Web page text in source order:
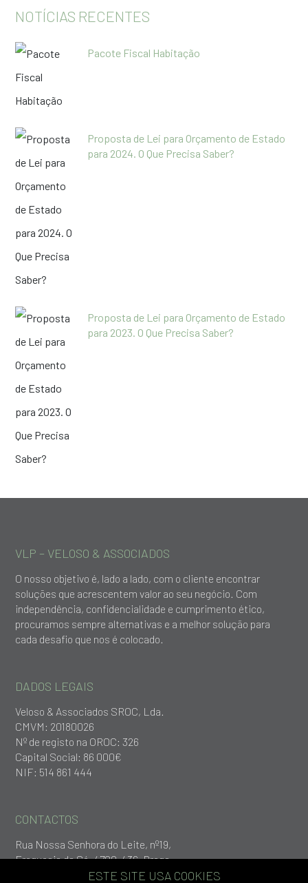
NOTÍCIAS RECENTES
Pacote Fiscal Habitação
Proposta de Lei para Orçamento de Estado
para 2024. O Que Precisa Saber?
Proposta de Lei para Orçamento de Estado
para 2023. O Que Precisa Saber?
VLP – VELOSO & ASSOCIADOS
O nosso objetivo é, lado a lado, com o cliente encontrar
soluções que acrescentem valor ao seu negócio. Com
independência, confidencialidade e cumprimento ético,
procuramos sempre alternativas e a melhor solução para
cada desafio que nos é colocado.
DADOS LEGAIS
Veloso & Associados SROC, Lda.
CMVM: 20180026
Nº de registo na OROC: 326
Capital Social: 86 000€
NIF: 514 861 444
CONTACTOS
Rua Nossa Senhora do Leite, nº19,
Freguesia da Sé, 4700-436, Braga
ESTE SITE USA COOKIES